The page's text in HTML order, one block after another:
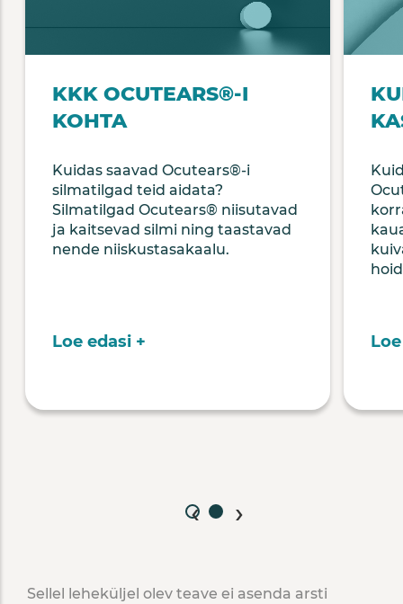
KKK OCUTEARS®-I
KOHTA
Kuidas saavad Ocutears®-i
silmatilgad teid aidata?
Silmatilgad Ocutears® niisutavad
ja kaitsevad silmi ning taastavad
nende niiskustasakaalu.
Loe edasi +
‹ ›
Sellel leheküljel olev teave ei asenda arsti